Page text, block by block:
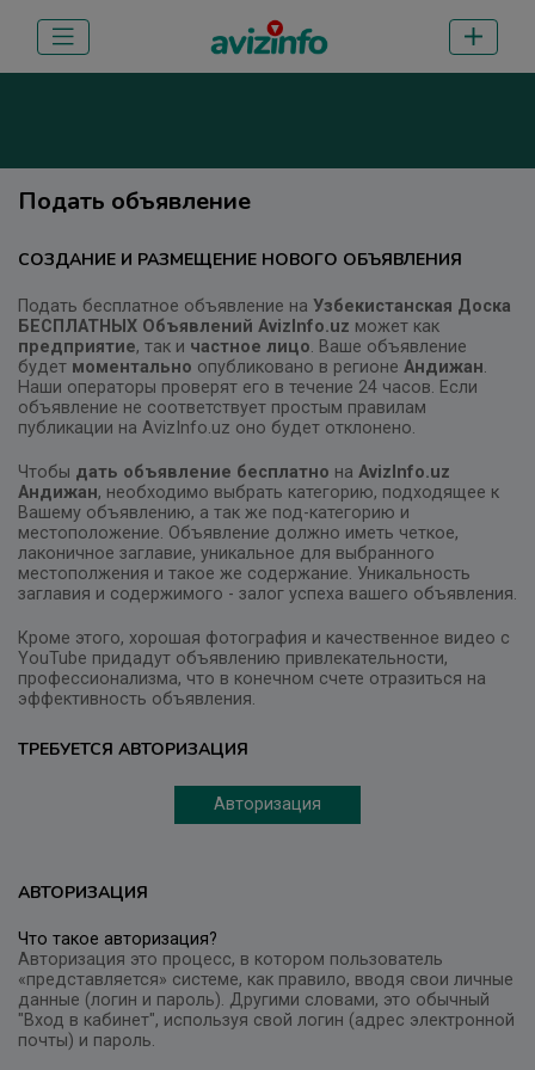
Подать объявление
СОЗДАНИЕ И РАЗМЕЩЕНИЕ НОВОГО ОБЪЯВЛЕНИЯ
Подать бесплатное объявление на Узбекистанская Доска
БЕСПЛАТНЫХ Объявлений AvizInfo.uz может как
предприятие, так и частное лицо. Ваше объявление
будет моментально опубликовано в регионе Андижан.
Наши операторы проверят его в течение 24 часов. Если
объявление не соответствует простым правилам
публикации на AvizInfo.uz оно будет отклонено.
Чтобы дать объявление бесплатно на AvizInfo.uz
Андижан, необходимо выбрать категорию, подходящее к
Вашему объявлению, а так же под-категорию и
местоположение. Объявление должно иметь четкое,
лаконичное заглавие, уникальное для выбранного
местополжения и такое же содержание. Уникальность
заглавия и содержимого - залог успеха вашего объявления.
Кроме этого, хорошая фотография и качественное видео с
YouTube придадут объявлению привлекательности,
профессионализма, что в конечном счете отразиться на
эффективность объявления.
ТРЕБУЕТСЯ АВТОРИЗАЦИЯ
Авторизация
АВТОРИЗАЦИЯ
Что такое авторизация?
Авторизация это процесс, в котором пользователь
«представляется» системе, как правило, вводя свои личные
данные (логин и пароль). Другими словами, это обычный
"Вход в кабинет", используя свой логин (адрес электронной
почты) и пароль.